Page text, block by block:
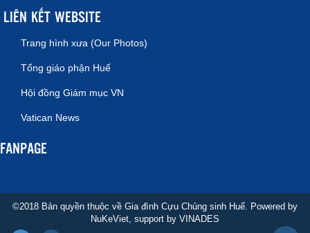
LIÊN KẾT WEBSITE
Trang hình xưa (Our Photos)
Tổng giáo phận Huế
Hội đồng Giám mục VN
Vatican News
FANPAGE
©2018 Bản quyền thuộc về Gia đình Cựu Chủng sinh Huế. Powered by
NuKeViet, support by VINADES